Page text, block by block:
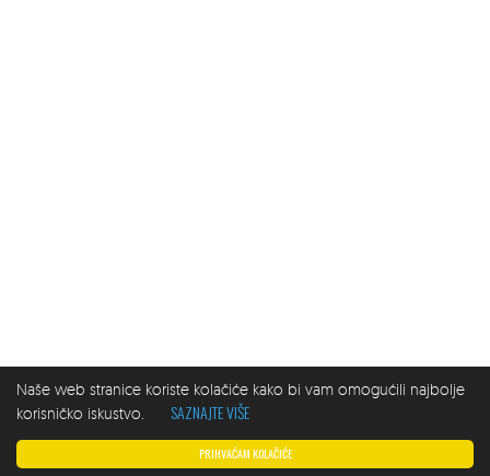
PRIHVAĆAM KOLAČIĆE
Naše web stranice koriste kolačiće kako bi vam omogućili najbolje
korisničko iskustvo.
SAZNAJTE VIŠE